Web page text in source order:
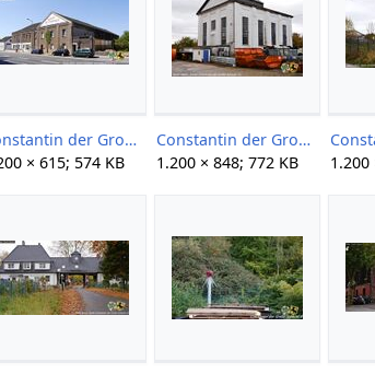
Constantin der Große 1+2 2-1 Gerd Storm 20160508.jpg
× 615; 574 KB
Constantin der Große 10-967 Gerd Storm 20151107.jpg
1.200 × 848; 772 KB
1.200